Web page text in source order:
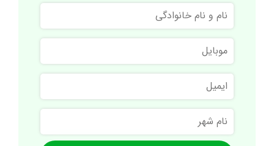
نام
و
نام
خانوادگی
موبایل
ایمیل
نام
شهر